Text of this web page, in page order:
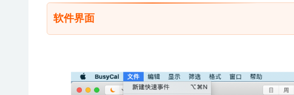
软件界面